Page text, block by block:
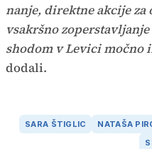
nanje, direktne akcije
vsakršno
shodom v Levici močno
dodali.
SARA ŠTIGLIC NATAŠA